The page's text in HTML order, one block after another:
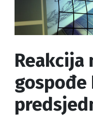
Reakcija
gospođe